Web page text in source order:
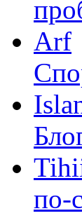
Arf
по-